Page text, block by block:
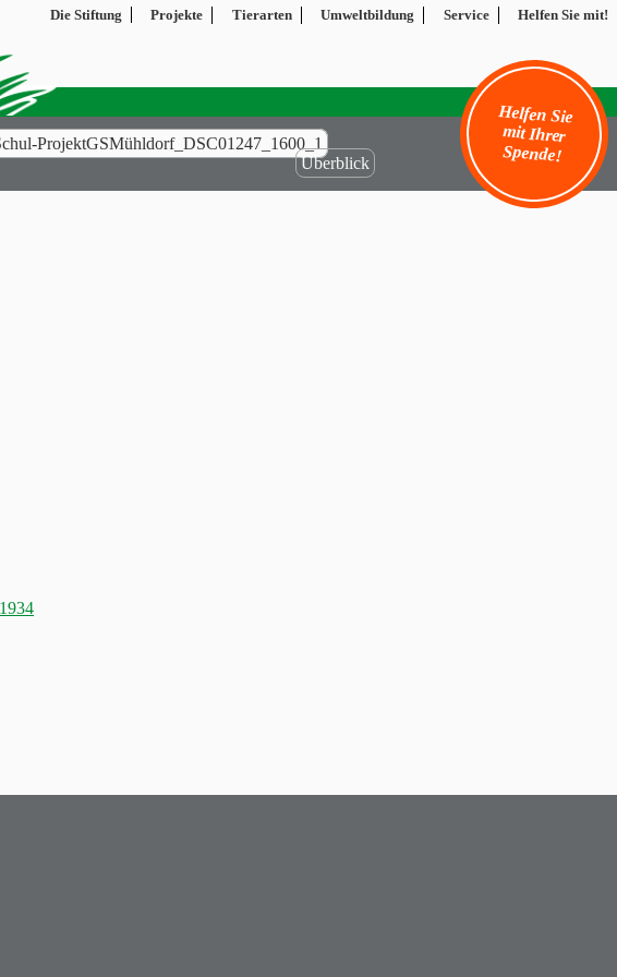
Die Stiftung Projekte Tierarten Umweltbildung Service Helfen Sie mit!
Helfen Sie
mit Ihrer
Spende!
ProjektGSMühldorf_DSC01247_1600_1
Überblick